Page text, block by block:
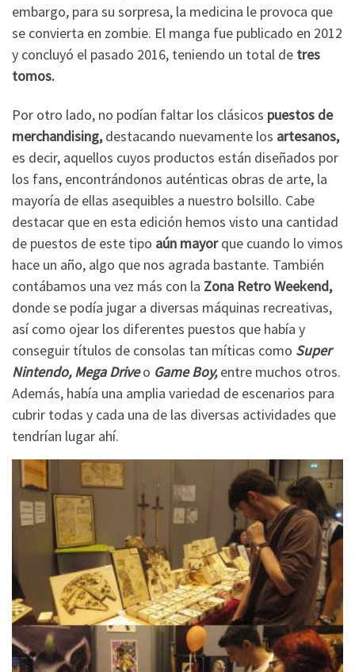
embargo, para su sorpresa, la medicina le provoca que
se convierta en zombie. El manga fue publicado en 2012
y concluyó el pasado 2016, teniendo un total de tres
tomos.
Por otro lado, no podían faltar los clásicos puestos de
merchandising,destacando nuevamente los artesanos,
es decir, aquellos cuyos productos están diseñados por
los fans, encontrándonos auténticas obras de arte, la
mayoría de ellas asequibles a nuestro bolsillo. Cabe
destacar que en esta edición hemos visto una cantidad
de puestos de este tipo aún mayorque cuando lo vimos
hace un año, algo que nos agrada bastante. También
contábamos una vez más con la Zona Retro Weekend,
donde se podía jugar a diversas máquinas recreativas,
así como ojear los diferentes puestos que había y
conseguir títulos de consolas tan míticas como Super
Nintendo, Mega Driveo Game Boy,entre muchos otros.
Además, había una amplia variedad de escenarios para
cubrir todas y cada una de las diversas actividades que
tendrían lugar ahí.